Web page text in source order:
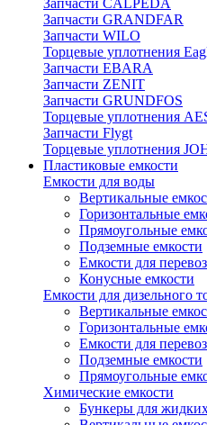
Запчасти CALPEDA
Запчасти GRANDFAR
Запчасти WILO
Торцевые уплотнения
Запчасти EBARA
Запчасти ZENIT
Запчасти GRUNDFOS
Торцевые уплотнения
Запчасти Flygt
Торцевые уплотнения
Пластиковые емкости
Емкости для воды
Вертикальные
Горизонтальные
Прямоугольные
Подземные емкости
Емкости для
Конусные емкости
Емкости для дизельного
Вертикальные
Горизонтальные
Емкости для
Подземные емкости
Прямоугольные
Химические емкости
Бункеры для